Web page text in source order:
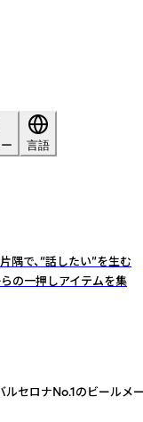
言語
隅で、“話したい”を生む
らの一押しアイテムを集
セロナNo.1の